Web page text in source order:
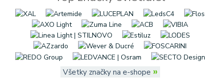
Všetky značky na e-shope »